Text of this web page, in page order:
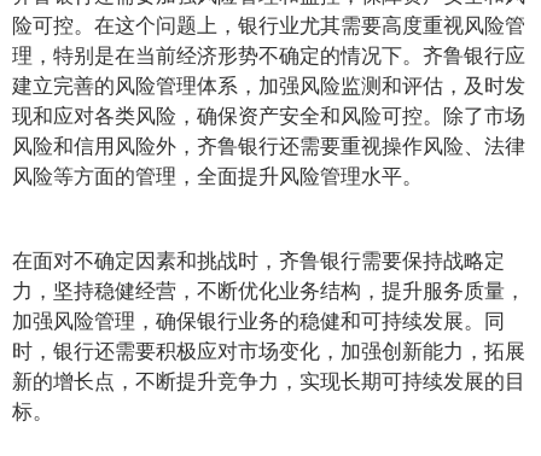
险可控。在这个问题上，银行业尤其需要高度重视风险管
理，特别是在当前经济形势不确定的情况下。齐鲁银行应
建立完善的风险管理体系，加强风险监测和评估，及时发
现和应对各类风险，确保资产安全和风险可控。除了市场
风险和信用风险外，齐鲁银行还需要重视操作风险、法律
风险等方面的管理，全面提升风险管理水平。
在面对不确定因素和挑战时，齐鲁银行需要保持战略定
力，坚持稳健经营，不断优化业务结构，提升服务质量，
加强风险管理，确保银行业务的稳健和可持续发展。同
时，银行还需要积极应对市场变化，加强创新能力，拓展
新的增长点，不断提升竞争力，实现长期可持续发展的目
标。